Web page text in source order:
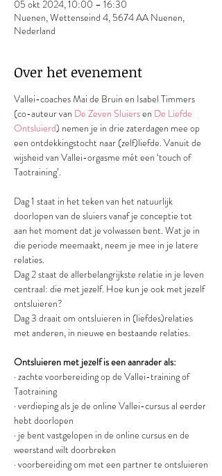
05 okt 2024, 10:00 – 16:30
Nuenen, Wettenseind 4, 5674 AA Nuenen,
Nederland
Over het evenement
Vallei-coaches Mai de Bruin en Isabel Timmers
(co-auteur van De Zeven Sluiers en De Liefde
Ontsluierd) nemen je in drie zaterdagen mee op
een ontdekkingstocht naar (zelf)liefde. Vanuit de
wijsheid van Vallei-orgasme mét een ‘touch of
Taotraining’.
Dag 1 staat in het teken van het natuurlijk
doorlopen van de sluiers vanaf je conceptie tot
aan het moment dat je volwassen bent. Wat je in
die periode meemaakt, neem je mee in je latere
relaties.
Dag 2 staat de allerbelangrijkste relatie in je leven
centraal: die met jezelf. Hoe kun je ook met jezelf
ontsluieren?
Dag 3 draait om ontsluieren in (liefdes)relaties
met anderen, in nieuwe en bestaande relaties.
Ontsluieren met jezelf is een aanrader als:
· zachte voorbereiding op de Vallei-training of
Taotraining
· verdieping als je de online Vallei-cursus al eerder
hebt doorlopen
· je bent vastgelopen in de online cursus en de
weerstand wilt doorbreken
· voorbereiding om met een partner te ontsluieren